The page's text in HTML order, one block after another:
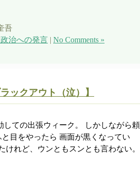
吾
治への発言 | No Comments »
ックアウト（泣）】
ての出張ウィーク。 しかしながら
目をやったら 画面が黒くなってい
けれど、ウンともスンとも言わない